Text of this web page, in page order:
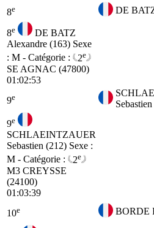
8e DE
8e
DE BATZ
Alexandre (163) Sexe
: M - Catégorie :
2e
SE AGNAC (47800)
01:02:53
9e
Sebastien
9e
SCHLAEINTZAUER
Sebastien (212) Sexe :
M - Catégorie :
2e
M3 CREYSSE
(24100)
01:03:39
10e BORDE